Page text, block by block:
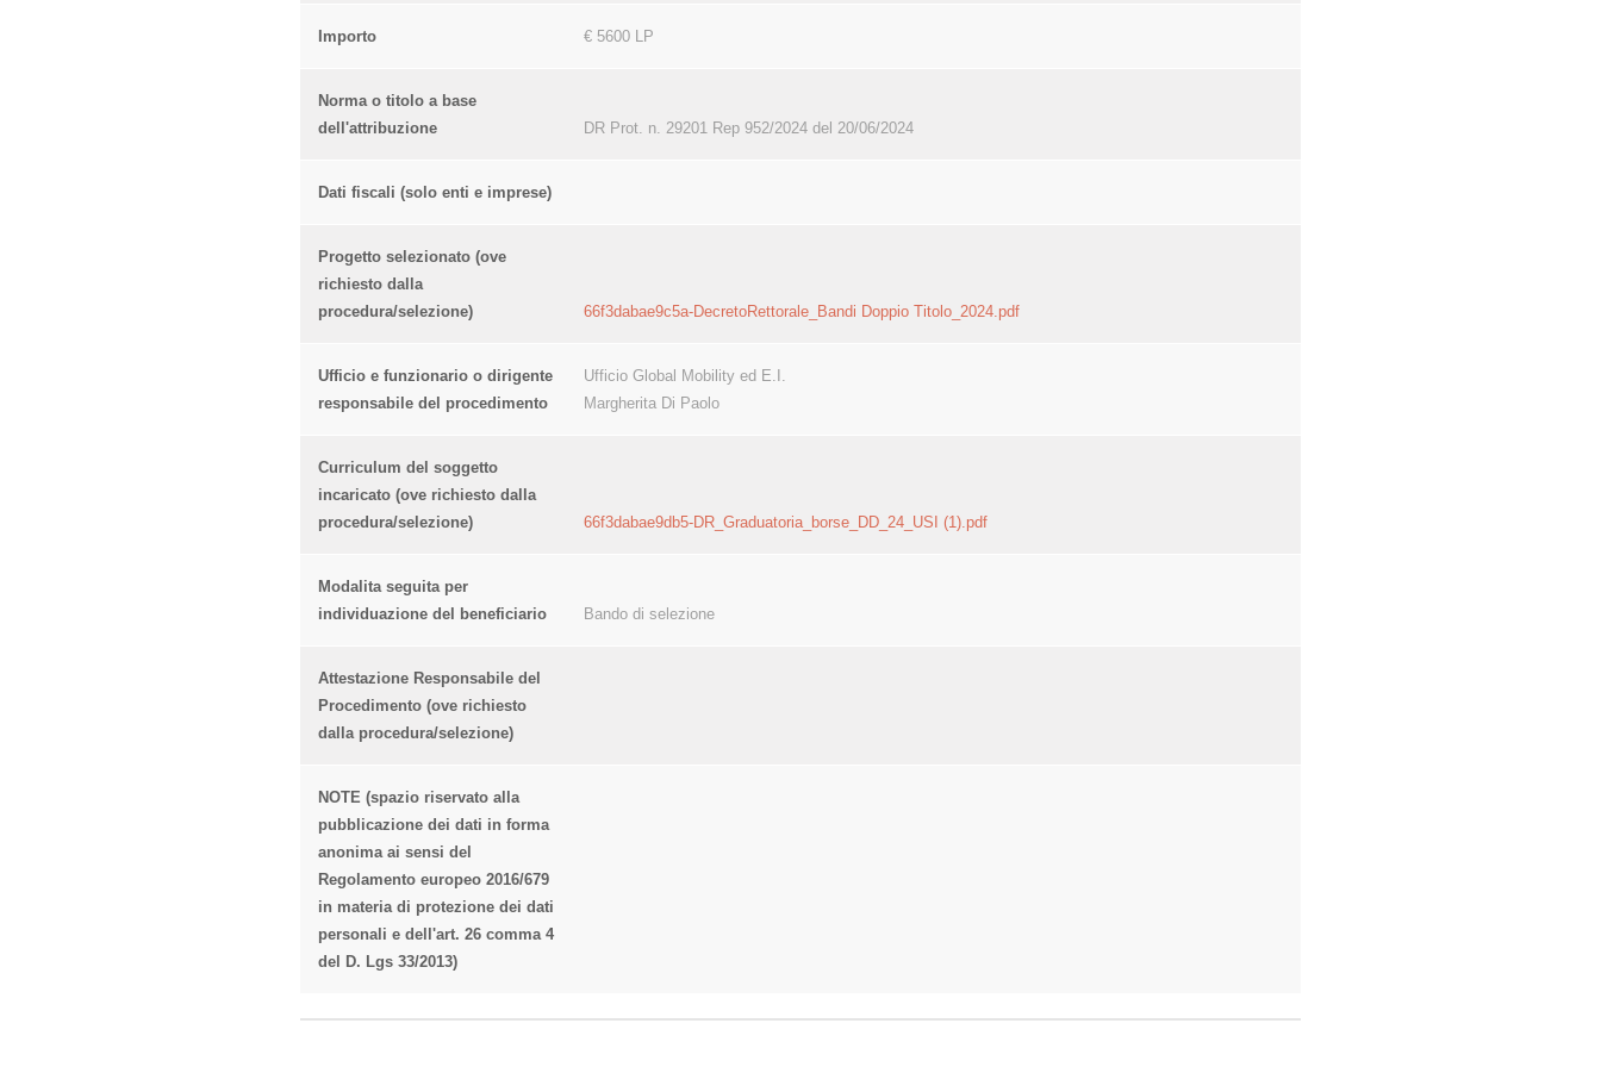
Importo € 5600 LP
Norma o titolo a base
dell'attribuzione
DR Prot. n. 29201 Rep 952/2024 del 20/06/2024
Dati fiscali (solo enti e imprese)
Progetto selezionato (ove
richiesto dalla
procedura/selezione)
66f3dabae9c5a-DecretoRettorale_Bandi Doppio Titolo_2024.pdf
Ufficio e funzionario o dirigente
responsabile del procedimento
Ufficio Global Mobility ed E.I.
Margherita Di Paolo
Curriculum del soggetto
incaricato (ove richiesto dalla
procedura/selezione)
66f3dabae9db5-DR_Graduatoria_borse_DD_24_USI (1).pdf
Modalita seguita per
individuazione del beneficiario
Bando di selezione
Attestazione Responsabile del
Procedimento (ove richiesto
dalla procedura/selezione)
NOTE (spazio riservato alla
pubblicazione dei dati in forma
anonima ai sensi del
Regolamento europeo 2016/679
in materia di protezione dei dati
personali e dell'art. 26 comma 4
del D. Lgs 33/2013)